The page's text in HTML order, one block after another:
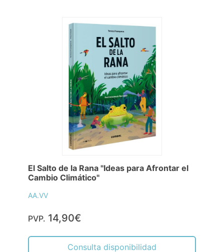
El Salto de la Rana "Ideas para Afrontar el
Cambio Climático"
AA.VV
PVP. 14,90€
Consulta disponibilidad